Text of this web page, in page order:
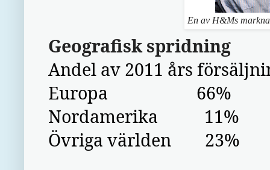
En av H&Ms
Geografisk spridning
Andel av 2011 års
Europa 66%
Nordamerika 11%
Övriga världen 23%